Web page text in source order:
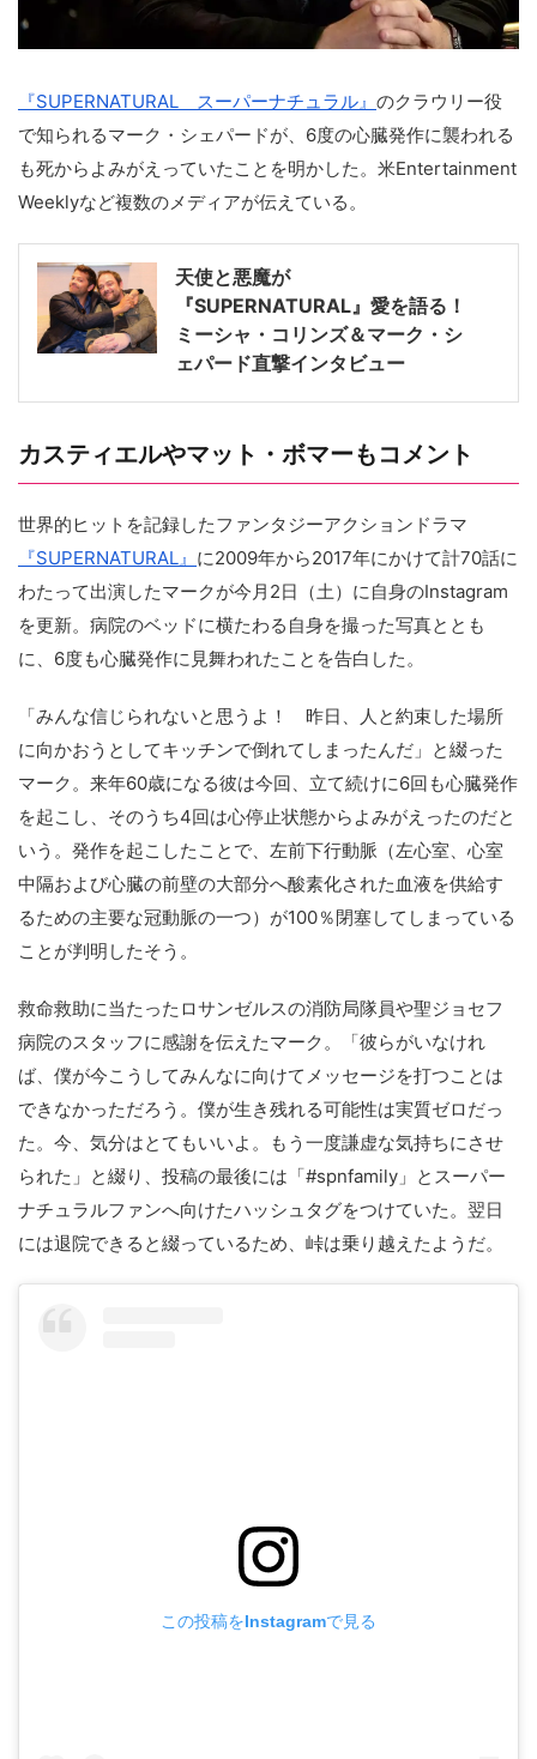
『SUPERNATURAL スーパーナチュラル』 のクラウリー役
で知られるマーク・シェパードが、6度の心臓発作に襲われる
も死からよみがえっていたことを明かした。米Entertainment
Weeklyなど複数のメディアが伝えている。
天使と悪魔が
『SUPERNATURAL』愛を語る！
ミーシャ・コリンズ＆マーク・シ
ェパード直撃インタビュー
カスティエルやマット・ボマーもコメント
世界的ヒットを記録したファンタジーアクションドラマ
『SUPERNATURAL』 に2009年から2017年にかけて計70話に
わたって出演したマークが今月2日（土）に自身のInstagram
を更新。病院のベッドに横たわる自身を撮った写真ととも
に、6度も心臓発作に見舞われたことを告白した。
「みんな信じられないと思うよ！ 昨日、人と約束した場所
に向かおうとしてキッチンで倒れてしまったんだ」と綴った
マーク。来年60歳になる彼は今回、立て続けに6回も心臓発作
を起こし、そのうち4回は心停止状態からよみがえったのだと
いう。発作を起こしたことで、左前下行動脈（左心室、心室
中隔および心臓の前壁の大部分へ酸素化された血液を供給す
るための主要な冠動脈の一つ）が100％閉塞してしまっている
ことが判明したそう。
救命救助に当たったロサンゼルスの消防局隊員や聖ジョセフ
病院のスタッフに感謝を伝えたマーク。「彼らがいなけれ
ば、僕が今こうしてみんなに向けてメッセージを打つことは
できなかっただろう。僕が生き残れる可能性は実質ゼロだっ
た。今、気分はとてもいいよ。もう一度謙虚な気持ちにさせ
られた」と綴り、投稿の最後には「#spnfamily」とスーパー
ナチュラルファンへ向けたハッシュタグをつけていた。翌日
には退院できると綴っているため、峠は乗り越えたようだ。
この投稿をInstagramで見る